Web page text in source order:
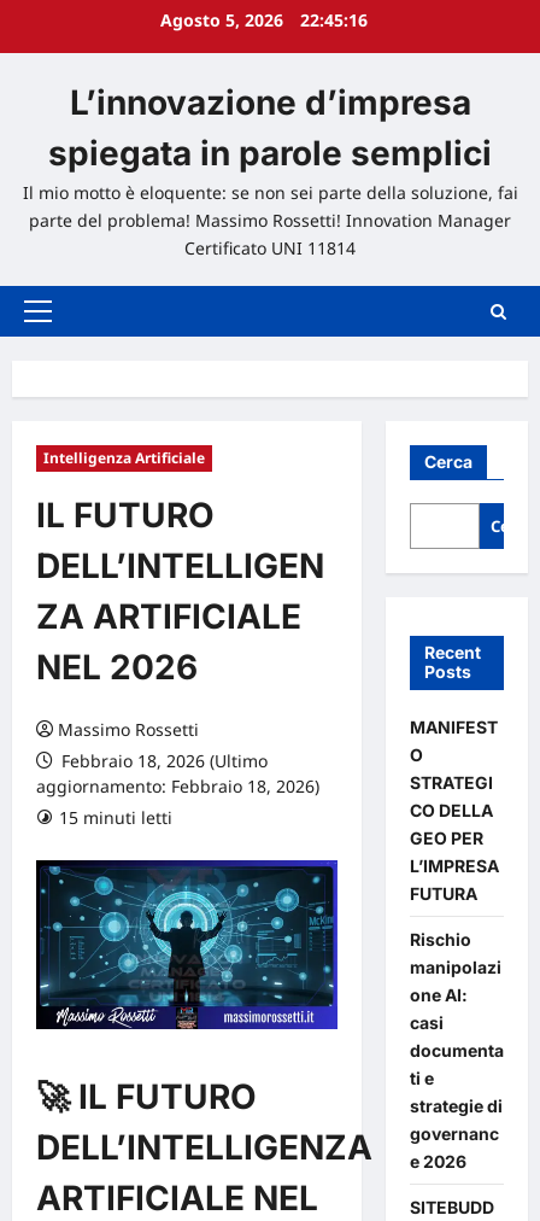
Agosto 5, 2026 22:45:17
L’innovazione d’impresa
spiegata in parole semplici
Il mio motto è eloquente: se non sei parte della soluzione, fai
parte del problema! Massimo Rossetti! Innovation Manager
Certificato UNI 11814
Menu
Intelligenza Artificiale
IL FUTURO
DELL’INTELLIGEN
ZA ARTIFICIALE
NEL 2026
Massimo Rossetti
Febbraio 18, 2026 (Ultimo
aggiornamento: Febbraio 18, 2026)
15 minuti letti
🚀 IL FUTURO
DELL’INTELLIGENZA
ARTIFICIALE NEL
Cerca
Cerca
Recent
Posts
MANIFEST
O
STRATEGI
CO DELLA
GEO PER
L’IMPRESA
FUTURA
Rischio
manipolazi
one AI:
casi
documenta
ti e
strategie di
governanc
e 2026
SITEBUDD